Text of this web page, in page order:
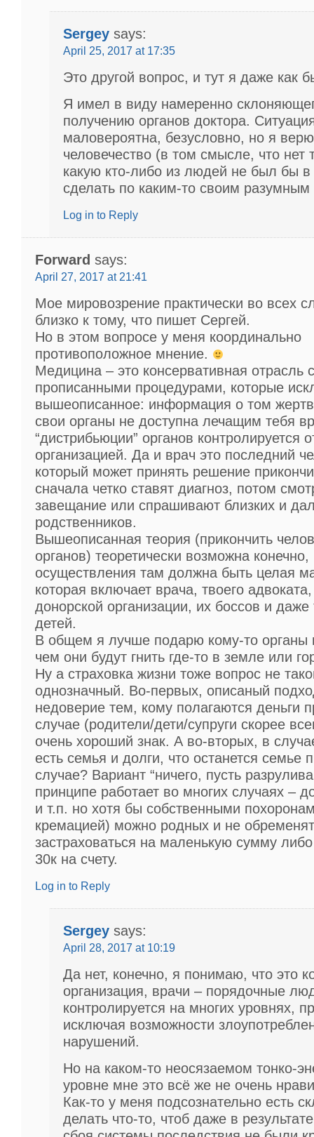
Sergey says:
April 25, 2017 at 17:35
Это другой вопрос, и тут я даже как
Я имел в виду намеренно
получению органов доктора.
маловероятна, безусловно, но я
человечество (в том смысле, что нет
какую кто-либо из людей не был бы в
сделать по каким-то своим
Log in to Reply
Forward says:
April 27, 2017 at 21:41
Мое мировозрение практически во всех
близко к тому, что пишет Сергей.
Но в этом вопросе у меня координально
противоположное мнение.
Медицина – это консервативная отрасль
прописанными процедурами, которые
вышеописанное: информация о том
свои органы не доступна лечащим тебя
“дистрибьюции” органов контролируется
организацией. Да и врач это последний
который может принять решение
сначала четко ставят диагноз, потом
завещание или спрашивают близких и
родственников.
Вышеописанная теория (прикончить
органов) теоретически возможна
осуществления там должна быть целая
которая включает врача, твоего
донорской организации, их боссов и
детей.
В общем я лучше подарю кому-то органы
чем они будут гнить где-то в земле или
Ну а страховка жизни тоже вопрос не
однозначный. Во-первых, описаный
недоверие тем, кому полагаются деньги
случае (родители/дети/супруги скорее
очень хороший знак. А во-вторых, в
есть семья и долги, что останется семье
случае? Вариант “ничего, пусть
принципе работает во многих случаях –
и т.п. но хотя бы собственными
кремацией) можно родных и не
застраховаться на маленькую сумму
30к на счету.
Log in to Reply
Sergey says:
April 28, 2017 at 10:19
Да нет, конечно, я понимаю, что это
организация, врачи – порядочные
контролируется на многих уровнях,
исключая возможности
нарушений.
Но на каком-то неосязаемом тонко-
уровне мне это всё же не очень
Как-то у меня подсознательно есть
делать что-то, чтоб даже в